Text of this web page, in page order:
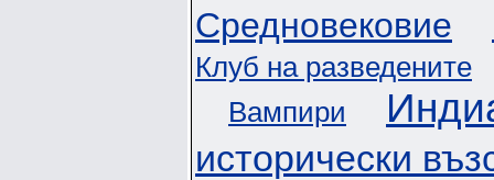
Средновековие
Клуб на разведените
Вампири
исторически